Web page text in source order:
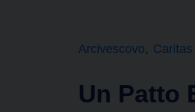
Arcivescovo
Un Patto